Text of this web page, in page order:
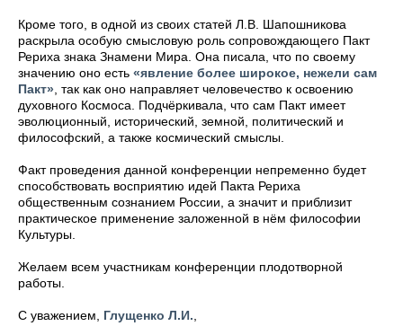
Кроме того, в одной из своих статей Л.В. Шапошникова
раскрыла особую смысловую роль сопровождающего Пакт
Рериха знака Знамени Мира. Она писала, что по своему
значению оно есть «явление более широкое, нежели сам
Пакт» , так как оно направляет человечество к освоению
духовного Космоса. Подчёркивала, что сам Пакт имеет
эволюционный, исторический, земной, политический и
философский, а также космический смыслы.
Факт проведения данной конференции непременно будет
способствовать восприятию идей Пакта Рериха
общественным сознанием России, а значит и приблизит
практическое применение заложенной в нём философии
Культуры.
Желаем всем участникам конференции плодотворной
работы.
С уважением, Глущенко Л.И.